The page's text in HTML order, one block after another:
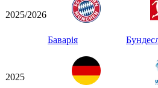
2025/2026
Баварія
2025